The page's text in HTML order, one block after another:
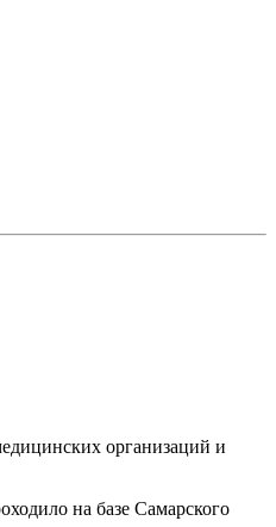
организаций и
на базе Самарского